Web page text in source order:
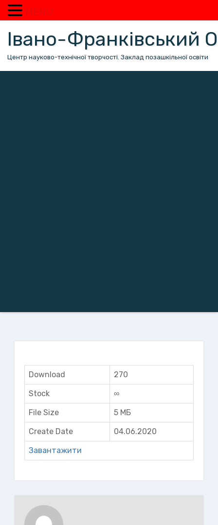
вмісту
Івано-Франківський
Центр науково-технічної творчості. Заклад позашкільної освіти
Download 270
Stock ∞
File Size 5 МБ
Create Date 04.06.2020
Завантажити
MENU